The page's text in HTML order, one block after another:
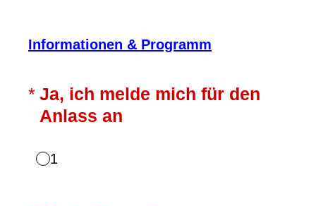
Informationen & Programm
* Ja, ich melde mich für den
Anlass an
(Erforderlich.)
1